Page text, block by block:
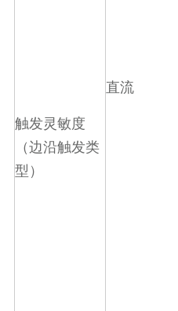
触发灵敏度
（边沿触发类
型）
直流